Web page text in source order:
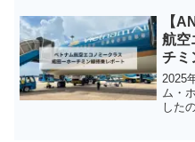
でし
たコ
【
航空
チミ
2025
ム・
した